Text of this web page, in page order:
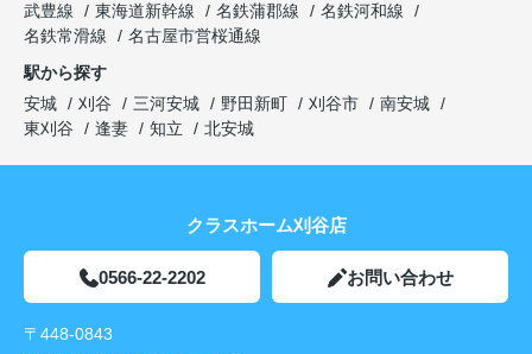
武豊線
東海道新幹線 名鉄蒲郡線
名鉄河和線
名鉄常滑線
名古屋市営桜通線
駅から探す
安城
刈谷 三河安城 野田新町 刈谷市
南安城
東刈谷
逢妻 知立 北安城
クラスホーム刈谷店
0566-22-2202 お問い合わせ
〒448-0843